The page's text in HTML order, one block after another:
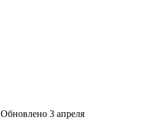
Обновлено 3 апреля